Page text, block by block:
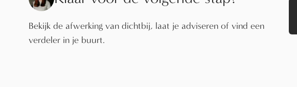
Bekijk de afwerking van dichtbij, laat je adviseren of vind een
verdeler in je buurt.